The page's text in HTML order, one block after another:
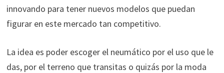
innovando para tener nuevos modelos que puedan
figurar en este mercado tan competitivo.
La idea es poder escoger el neumático por el uso que le
das, por el terreno que transitas o quizás por la moda